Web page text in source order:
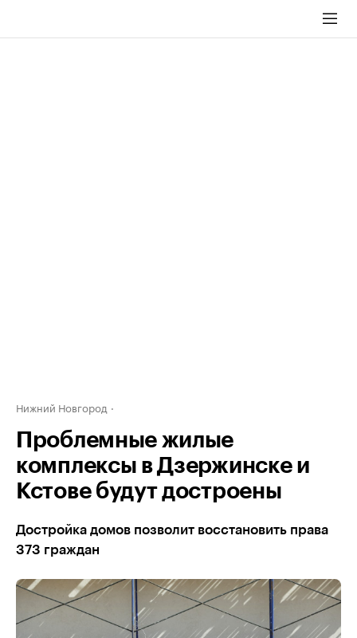
Нижний Новгород
Проблемные жилые
комплексы в Дзержинске и
Кстове будут достроены
Достройка домов позволит восстановить права
373 граждан